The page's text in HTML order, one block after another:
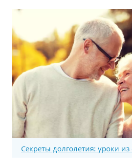
Секреты долголетия: уроки